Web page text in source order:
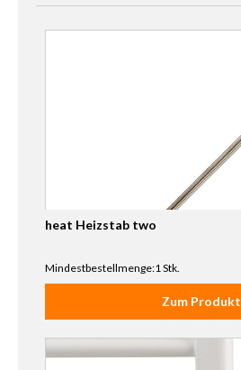
heat Heizstab two
Mindestbestellmenge:1 Stk.
Zum Produkt